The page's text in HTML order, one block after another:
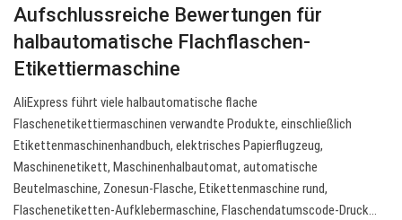
Aufschlussreiche Bewertungen für
halbautomatische Flachflaschen-
Etikettiermaschine
AliExpress führt viele halbautomatische flache
Flaschenetikettiermaschinen verwandte Produkte, einschließlich
Etikettenmaschinenhandbuch, elektrisches Papierflugzeug,
Maschinenetikett, Maschinenhalbautomat, automatische
Beutelmaschine, Zonesun-Flasche, Etikettenmaschine rund,
Flaschenetiketten-Aufklebermaschine, Flaschendatumscode-Druck…